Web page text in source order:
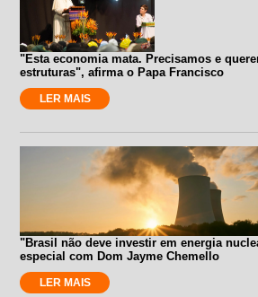
"Esta economia mata. Precisamos e
estruturas", afirma o Papa Francisco
LER MAIS
"Brasil não deve investir em energia
especial com Dom Jayme Chemello
LER MAIS